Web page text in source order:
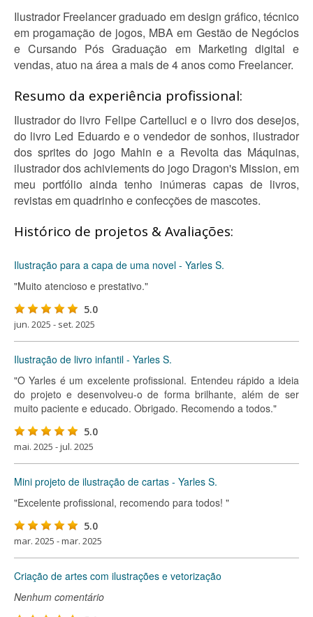
Ilustrador Freelancer graduado em design gráfico, técnico
em progamação de jogos, MBA em Gestão de Negócios
e Cursando Pós Graduação em Marketing digital e
vendas, atuo na área a mais de 4 anos como Freelancer.
Resumo da experiência profissional:
Ilustrador do livro Felipe Cartelluci e o livro dos desejos,
do livro Led Eduardo e o vendedor de sonhos, ilustrador
dos sprites do jogo Mahin e a Revolta das Máquinas,
ilustrador dos achiviements do jogo Dragon's Mission, em
meu portfólio ainda tenho inúmeras capas de livros,
revistas em quadrinho e confecções de mascotes.
Histórico de projetos & Avaliações:
Ilustração para a capa de uma novel - Yarles S.
"Muito atencioso e prestativo."
5.0
jun. 2025 - set. 2025
Ilustração de livro infantil - Yarles S.
"O Yarles é um excelente profissional. Entendeu rápido a ideia
do projeto e desenvolveu-o de forma brilhante, além de ser
muito paciente e educado. Obrigado. Recomendo a todos."
5.0
mai. 2025 - jul. 2025
Mini projeto de ilustração de cartas - Yarles S.
"Excelente profissional, recomendo para todos! "
5.0
mar. 2025 - mar. 2025
Criação de artes com ilustrações e vetorização
Nenhum comentário